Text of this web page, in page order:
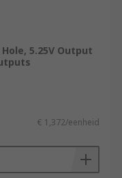
5.25V Output
€ 1,372/eenheid